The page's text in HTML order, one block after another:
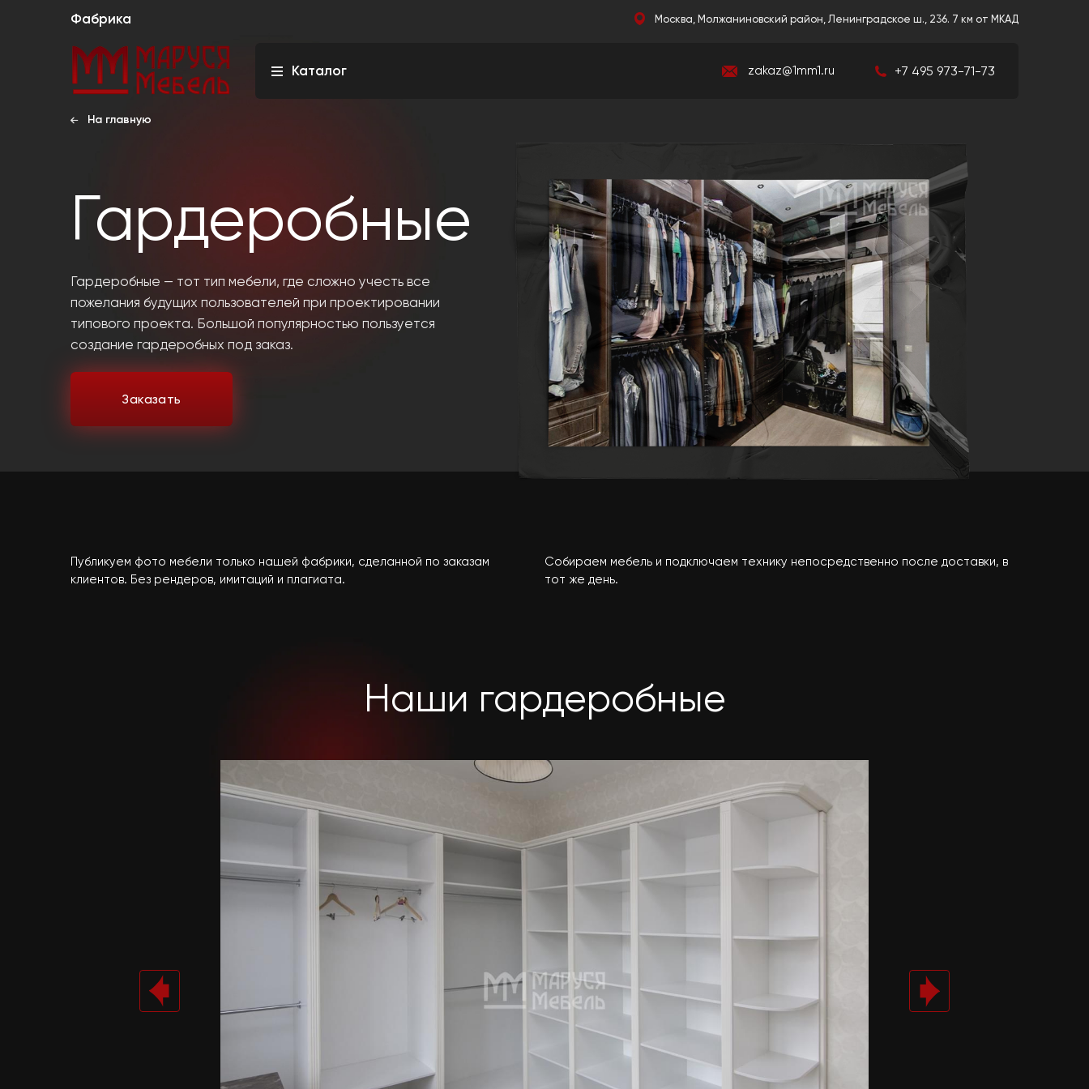
Фабрика Москва, Молжаниновский район, Ленинградское ш., 236. 7 км от МКАД
Каталог zakaz@1mm1.ru +7 495 973-71-73
На главную
Гардеробные
Гардеробные — тот тип мебели, где сложно учесть все
пожелания будущих пользователей при проектировании
типового проекта. Большой популярностью пользуется
создание гардеробных под заказ.
Заказать
Публикуем фото мебели только нашей фабрики, сделанной по заказам
клиентов. Без рендеров, имитаций и плагиата.
Собираем мебель и подключаем технику непосредственно после доставки, в
тот же день.
Наши гардеробные